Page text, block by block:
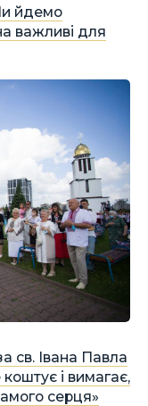
йдемо
важливі для
св. Івана Павла
і вимагає,
серця»